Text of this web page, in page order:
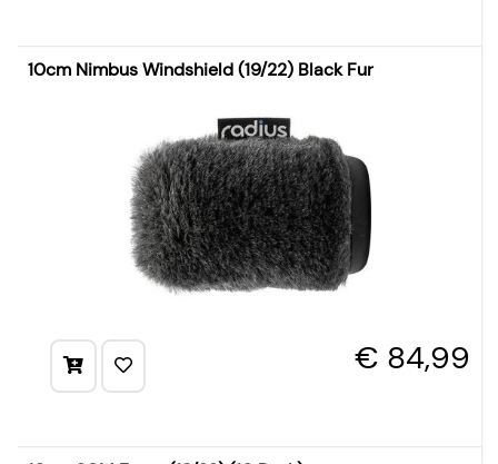
10cm Nimbus Windshield (19/22) Black Fur
€ 84,99